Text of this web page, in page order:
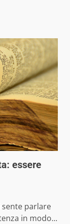
essere
parlare
in modo...